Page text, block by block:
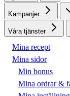
Kampanjer
Våra tjänster
Mina recept
Mina sidor
Min bonus
Mina ordrar &